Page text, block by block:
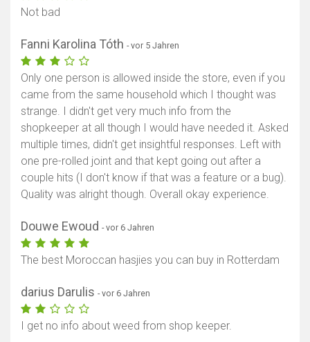
Not bad
Fanni Karolina Tóth - vor 5 Jahren
Only one person is allowed inside the store, even if you
came from the same household which I thought was
strange. I didn't get very much info from the
shopkeeper at all though I would have needed it. Asked
multiple times, didn't get insightful responses. Left with
one pre-rolled joint and that kept going out after a
couple hits (I don't know if that was a feature or a bug).
Quality was alright though. Overall okay experience.
Douwe Ewoud - vor 6 Jahren
The best Moroccan hasjies you can buy in Rotterdam
darius Darulis - vor 6 Jahren
I get no info about weed from shop keeper.